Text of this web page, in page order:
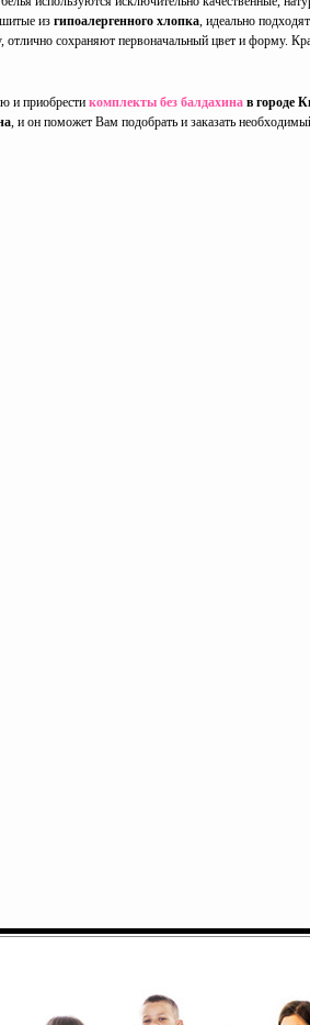
из гипоалергенного хлопка, идеально
отлично сохраняют первоначальный цвет и форму.
и приобрести комплекты без балдахина в городе
, и он поможет Вам подобрать и заказать